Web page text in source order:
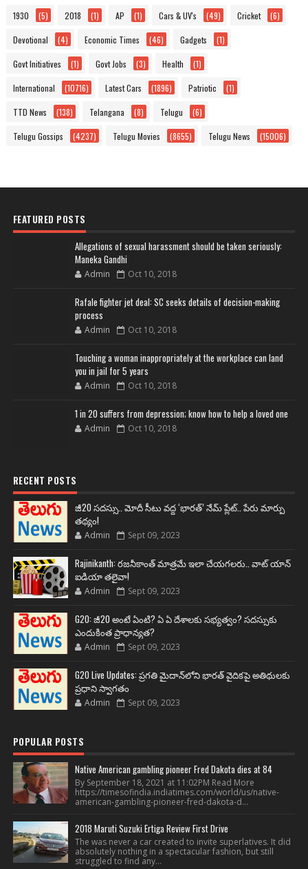
1930 (5) 2018 (1) AP (1) Cars & UV's (49) Cricket (6)
Devotional (4) Economic Times (46) Gadgets (1)
Govt Initiatives (1) Govt Jobs (3) Health (1)
International (10716) Latest Cars (1896) Patriotic (1)
TTD News (138) Telangana (8) Telugu (6)
Telugu Gossips (4237) Telugu Movies (8655) Telugu News (15006)
FEATURED POSTS
Allegations of sexual harassment should be taken seriously:
Maneka Gandhi
Admin Oct 10, 2018
Rafale fighter jet deal: SC seeks details of decision-making
process
Admin Oct 10, 2018
Touching a woman inappropriately at the workplace can land
you in jail for 5 years
Admin Oct 10, 2018
1 in 20 suffers from depression; know how to help a loved one
Admin Oct 10, 2018
RECENT POSTS
జీ20 సదస్సు.. మోదీ సీటు వద్ద ‘భారత్’ నేమ్ ప్లేట్‌.. పేరు మార్పు
తథ్యం!
Admin Sept 09, 2023
Rajinikanth: రజనీకాంత్ మాత్రమే ఇలా చేయగలరు.. వాట్ యాన్
ఐడియా తలైవా!
Admin Sept 09, 2023
G20: జీ20 అంటే ఏంటి? ఏ ఏ దేశాలకు సభ్యత్వం? సదస్సుకు
ఎందుకింత ప్రాధాన్యత?
Admin Sept 09, 2023
G20 Live Updates: ప్రగతి మైదాన్‌లోని భారత్ వైదికపై అతిథులకు
ప్రధాని స్వాగతం
Admin Sept 09, 2023
POPULAR POSTS
Native American gambling pioneer Fred Dakota dies at 84
By September 18, 2021 at 11:02PM Read More
https://timesofindia.indiatimes.com/world/us/native-
american-gambling-pioneer-fred-dakota-d...
2018 Maruti Suzuki Ertiga Review First Drive
The was never a car created to invite superlatives. It did
absolutely nothing in a spectacular fashion, but still
struggled to find any...